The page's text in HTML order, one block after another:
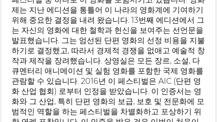
제는 지난 에디션을 통틀어 이 나라의 영화계에 기여하기
위해 중요한 결정을 내려 왔습니다. 13번째 에디션에서 그
는 자신의 영화에 대한 철학과 헌신을 보여주는 선언문을
발표했습니다. 그는 엄선된 단편 영화의 선정 비용을 지불
하기로 결정했고, 따라서 경제적 경쟁을 없애고 예술적 창
작과 제작을 장려했습니다. 상영실은 모든 장르, 소설, 다
큐멘터리 애니메이션 및 실험 영화를 포함한 국제 영화를
관람할 수 있습니다. 2016년 이 페스티벌은 AIC (단편 영
화 산업 협회) 로부터 인정을 받았습니다. 이 인증서는 영
화와 그 산업, 특히 단편 영화의 보급, 보호 및 전문화에 모
범적인 역할을 하는 페스티벌을 차별화하고 포상하기 위